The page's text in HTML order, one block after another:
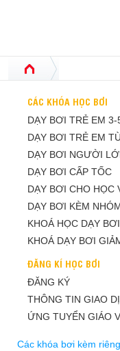
CÁC KHÓA HỌC BƠI
DẠY BƠI TRẺ EM 3-
DẠY BƠI TRẺ EM
DẠY BƠI NGƯỜI
DẠY BƠI CẤP TỐC
DẠY BƠI CHO HỌC
DẠY BƠI KÈM
KHOÁ HỌC DẠY
KHOÁ DẠY BƠI
ĐĂNG KÍ HỌC BƠI
ĐĂNG KÝ
THÔNG TIN GIAO
ỨNG TUYỂN GIÁO
Các khóa bơi kèm